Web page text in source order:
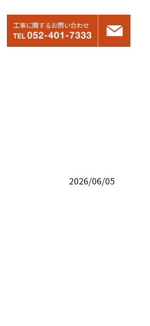
工事に関するお問い合わせ
2026/06/05